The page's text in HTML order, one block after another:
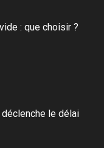
: que choisir ?
déclenche le délai